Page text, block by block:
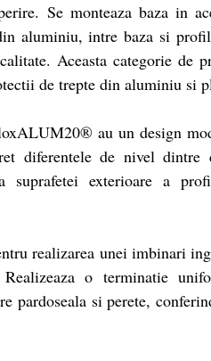
Se monteaza baza in
aluminiu, intre baza si
Aceasta categorie de
de trepte din aluminiu si
au un design
diferentele de nivel dintre
suprafetei exterioare a
realizarea unei imbinari
o terminatie
pardoseala si perete,